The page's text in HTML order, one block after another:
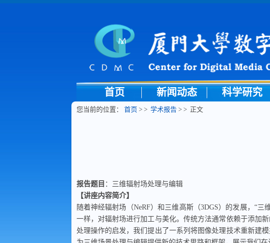
首页 新闻动态 科学研究
您当前的位置： 首页> > 学术报告> > 正文
报告题目 ：三维辐射场处理与编辑
【讲座内容简介】
随着神经辐射场（NeRF）和三维高斯（3DGS）的发展， “三
一样，对辐射场进行加工与美化。传统方法通常依赖于添加
处理操作的启发，我们提出了一系列将图像处理技术重新建